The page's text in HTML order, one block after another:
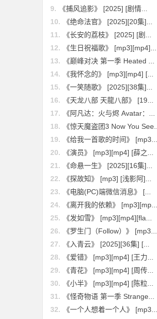
9.
《捕风追影》 [2025] [剧情...
10.
《绝命法官》 [2025][20集]...
11.
《长安的荔枝》 [2025] [剧...
12.
《生日祝福歌》 [mp3][mp4]...
13.
《巅峰对决 第一季 Heated ...
14.
《我怀念的》 [mp3][mp4] [...
15.
《一笑随歌》 [2025][38集]...
16.
《天龙八部 天龍八部》 [19...
17.
《阿凡达：火与烬 Avatar：...
18.
《惊天魔盗团3 Now You See...
19.
《给我一首歌的时间》 [mp3...
20.
《演员》 [mp3][mp4] [薛之...
21.
《命悬一生》 [2025][16集]...
22.
《探故知》 [mp3] [浅影阿]...
23.
《电脑(PC)端微信消息》 [...
24.
《离开我的依赖》 [mp3][mp...
25.
《发如雪》 [mp3][mp4][fla...
26.
《罗生门（Follow）》 [mp3...
27.
《入青云》 [2025][36集] [...
28.
《爱错》 [mp3][mp4] [王力...
29.
《青花》 [mp3][mp4] [周传...
30.
《小半》 [mp3][mp4] [陈粒...
31.
《怪奇物语 第一季 Strange...
32.
《一个人想着一个人》 [mp3...